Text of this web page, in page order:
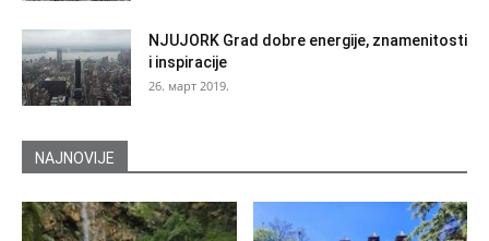
NJUJORK Grad dobre energije, znamenitosti
i inspiracije
26. март 2019.
NAJNOVIJE